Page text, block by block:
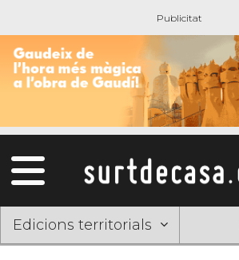
Edicions territorials